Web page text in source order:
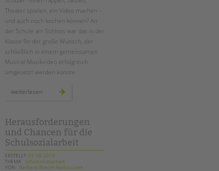
Theater spielen, ein Video machen –
und auch noch kochen können? An
der Schule am Schloss war das in der
Klasse 9e der große Wunsch, der
schließlich in einem gemeinsamen
Musical-Musikvideo erfolgreich
umgesetzt werden konnte.
weiterlesen
der
klasse
9e
an
der
schule
am
schloss
Herausforderungen
und Chancen für die
Schulsozialarbeit
ERSTELLT 07.08.2019
THEMA Schulsozialarbeit
VON
Barbara Brecht-Hadraschek